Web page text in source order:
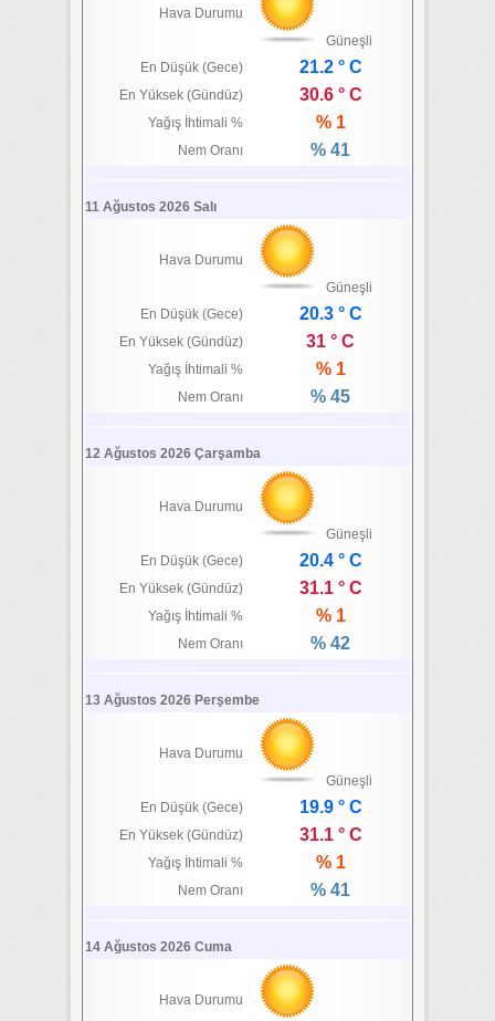
Hava Durumu
Güneşli
En Düşük (Gece)
21.2 ° C
En Yüksek (Gündüz) 30.6 ° C
Yağış İhtimali % % 1
Nem Oranı % 41
11 Ağustos 2026 Salı
Hava Durumu
Güneşli
En Düşük (Gece)
20.3 ° C
En Yüksek (Gündüz) 31 ° C
Yağış İhtimali % % 1
Nem Oranı % 45
12 Ağustos 2026 Çarşamba
Hava Durumu
Güneşli
En Düşük (Gece)
20.4 ° C
En Yüksek (Gündüz) 31.1 ° C
Yağış İhtimali % % 1
Nem Oranı % 42
13 Ağustos 2026 Perşembe
Hava Durumu
Güneşli
En Düşük (Gece)
19.9 ° C
En Yüksek (Gündüz) 31.1 ° C
Yağış İhtimali % % 1
Nem Oranı % 41
14 Ağustos 2026 Cuma
Hava Durumu